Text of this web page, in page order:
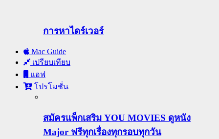
การหาไดร์เวอร์
Mac Guide
เปรียบเทียบ
แอฟ
โปรโมชั่น
สมัครแพ็กเสริม YOU MOVIES ดูหนัง
Major ฟรีทุกเรื่องทุกรอบทุกวัน